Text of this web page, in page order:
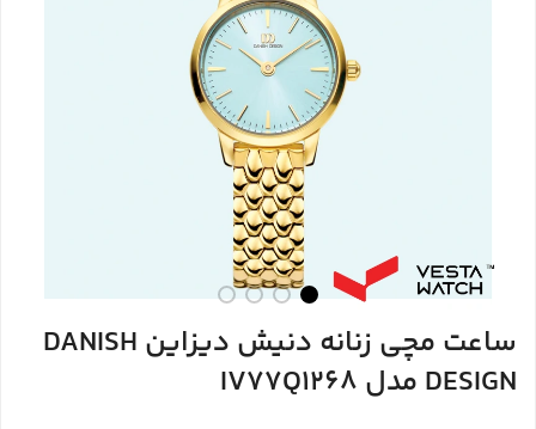
ساعت مچی زنانه دنیش دیزاین DANISH
DESIGN مدل IV77Q1268